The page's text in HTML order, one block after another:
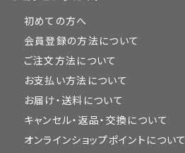
初めての方へ
会員登録の方法について
ご注文方法について
お支払い方法について
お届け・送料について
キャンセル・返品・交換について
オンラインショップポイントについて